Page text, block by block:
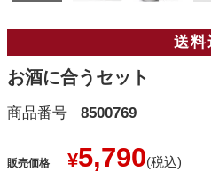
送料
お酒に合うセット
商品番号 8500769
販売価格 ¥5,790